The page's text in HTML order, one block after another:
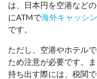
は、日本円を空港など
にATMで海外キャッシ
です。
ただし、空港やホテル
ため注意が必要です。
持ち出す際には、税関